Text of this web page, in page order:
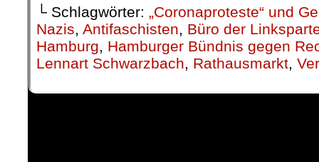
└ Schlagwörter: „Coronaproteste“ und
Nazis, Antifaschisten, Büro der
Hamburg, Hamburger Bündnis gegen
Lennart Schwarzbach, Rathausmarkt,